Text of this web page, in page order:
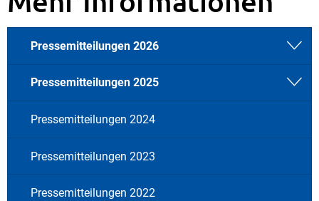
Pressemitteilungen 2026
Pressemitteilungen 2025
Pressemitteilungen 2024
Pressemitteilungen 2023
Pressemitteilungen 2022